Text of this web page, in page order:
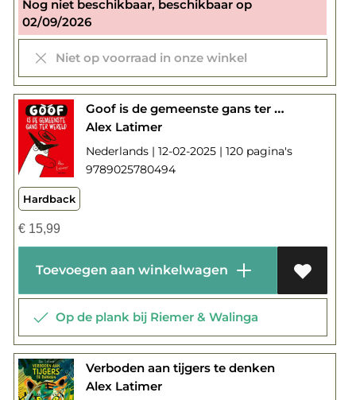
Nog niet beschikbaar, beschikbaar op
02/09/2026
Niet op voorraad in onze winkel
Goof is de gemeenste gans ter wereld
Alex Latimer
Nederlands | 12-02-2025 | 120 pagina's
9789025780494
Hardback
€15,99
Toevoegen aan winkelwagen
Op de plank bij Riemer & Walinga
Verboden aan tijgers te denken
Alex Latimer